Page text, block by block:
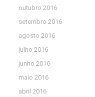
outubro 2016
setembro 2016
agosto 2016
julho 2016
junho 2016
maio 2016
abril 2016